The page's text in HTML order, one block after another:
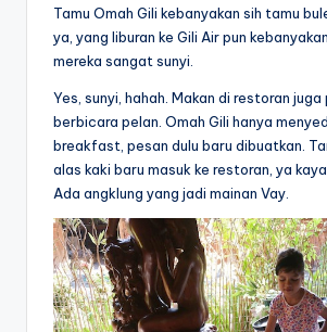
Tamu Omah Gili kebanyakan sih tamu
ya, yang liburan ke Gili Air pun
mereka sangat sunyi.
Yes, sunyi, hahah. Makan di restoran
berbicara pelan. Omah Gili hanya
breakfast, pesan dulu baru dibuatkan.
alas kaki baru masuk ke restoran, ya
Ada angklung yang jadi mainan Vay.